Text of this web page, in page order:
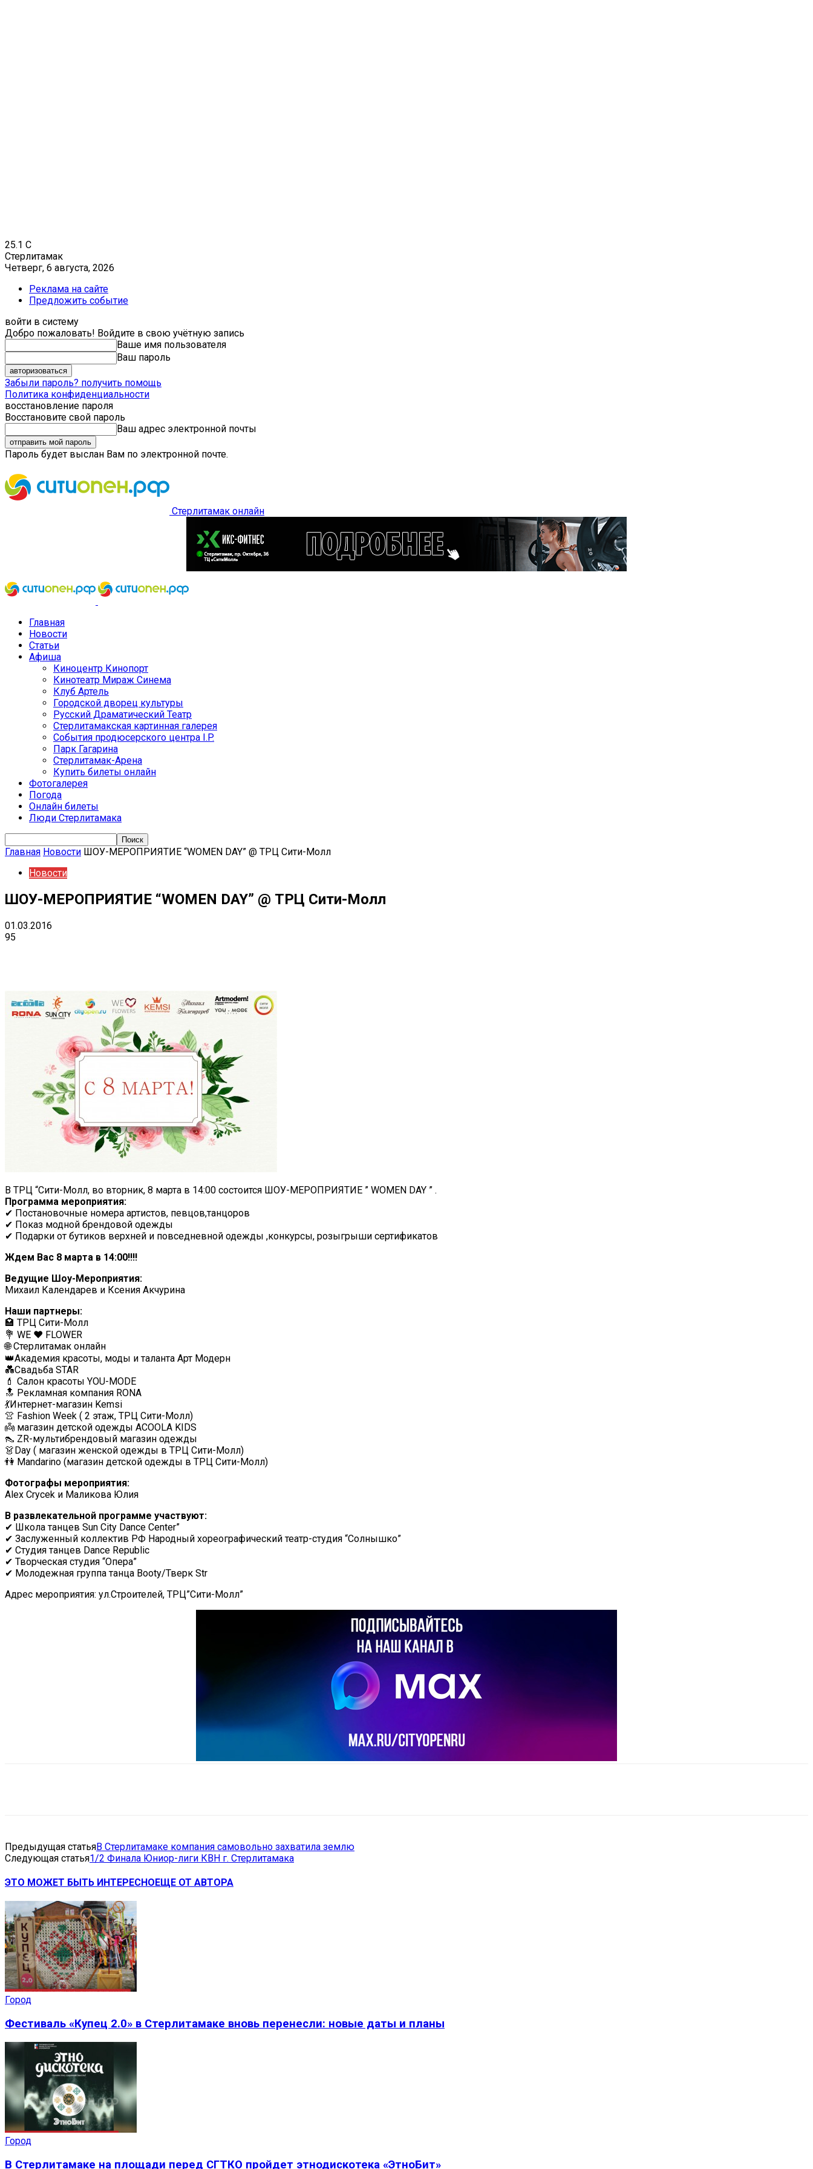
25.1 C
Стерлитамак
Четверг, 6 августа, 2026
Реклама на сайте
Предложить событие
войти в систему
Добро пожаловать! Войдите в свою учётную запись
Ваше имя пользователя
Ваш пароль
Забыли пароль? получить помощь
Политика конфиденциальности
восстановление пароля
Восстановите свой пароль
Ваш адрес электронной почты
Пароль будет выслан Вам по электронной почте.
Стерлитамак онлайн
Главная
Новости
Статьи
Афиша
Киноцентр Кинопорт
Кинотеатр Мираж Синема
Клуб Артель
Городской дворец культуры
Русский Драматический Театр
Стерлитамакская картинная галерея
События продюсерского центра I.P.
Парк Гагарина
Стерлитамак-Арена
Купить билеты онлайн
Фотогалерея
Погода
Онлайн билеты
Люди Стерлитамака
Главная Новости ШOУ-МЕРОПРИЯТИЕ “WOMEN DAY” @ ТРЦ Сити-Молл
Новости
ШOУ-МЕРОПРИЯТИЕ “WOMEN DAY” @ ТРЦ Сити-Молл
01.03.2016
95
В ТРЦ “Сити-Молл, во вторник, 8 марта в 14:00 состоится ШOУ-МЕРОПРИЯТИЕ ” WOMEN DAY ” .
Программа мероприятия:
✔ Постановочные номера артистов, певцов,танцоров
✔ Показ модной брендовой одежды
✔ Подарки от бутиков верхней и повседневной одежды ,конкурсы, розыгрыши сертификатов
Ждем Вас 8 марта в 14:00!!!!
Ведущие Шоу-Мероприятия:
Михаил Календарев и Ксения Акчурина
Наши партнеры:
🏩 ТРЦ Сити-Молл
💐 WE ❤ FLOWER
🌐 Стерлитамак онлайн
👑Академия красоты, моды и таланта Арт Модерн
💑Свадьба STAR
💄 Салон красоты YOU-MODE
🔝 Рекламная компания RONA
💃Интернет-магазин Kemsi
👚 Fashion Week ( 2 этаж, ТРЦ Сити-Молл)
👼 магазин детской одежды ACOOLA KIDS
👠 ZR-мультибрендовый магазин одежды
👗Day ( магазин женской одежды в ТРЦ Сити-Молл)
👫 Mandarino (магазин детской одежды в ТРЦ Сити-Молл)
Фотографы мероприятия:
Alex Crycek и Маликова Юлия
В развлекательной программе участвуют:
✔ Школа танцев Sun City Dance Center”
✔ Заслуженный коллектив РФ Народный хореографический театр-студия “Солнышко”
✔ Студия танцев Dance Republiс
✔ Творческая студия “Опера”
✔ Молодежная группа танца Booty/Тверк Str
Адрес мероприятия: ул.Строителей, ТРЦ”Сити-Молл”
Предыдущая статьяВ Стерлитамаке компания самовольно захватила землю
Следующая статья1/2 Финала Юниор-лиги КВН г. Стерлитамака
ЭТО МОЖЕТ БЫТЬ ИНТЕРЕСНОЕЩЕ ОТ АВТОРА
Город
Фестиваль «Купец 2.0» в Стерлитамаке вновь перенесли: новые даты и планы
Город
В Стерлитамаке на площади перед СГТКО пройдет этнодискотека «ЭтноБит»